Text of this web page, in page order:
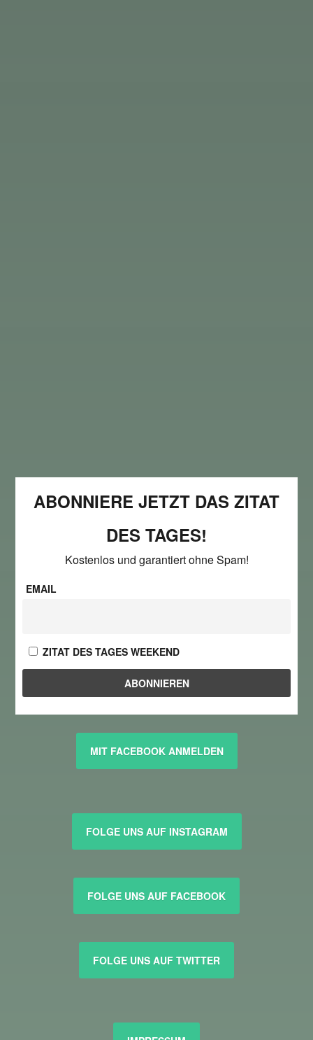
ABONNIERE JETZT DAS ZITAT
DES TAGES!
Kostenlos und garantiert ohne Spam!
EMAIL
ZITAT DES TAGES WEEKEND
MIT FACEBOOK ANMELDEN
FOLGE UNS AUF INSTAGRAM
FOLGE UNS AUF FACEBOOK
FOLGE UNS AUF TWITTER